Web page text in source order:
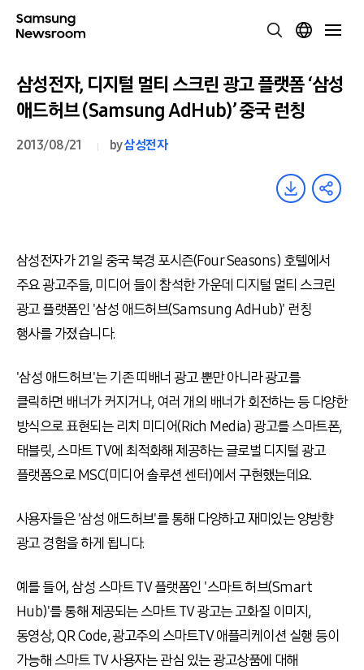
삼성전자, 디지털 멀티 스크린 광고 플랫폼 ‘삼성
애드허브 (Samsung AdHub)’ 중국 런칭
2013/08/21 by삼성전자
삼성전자가 21일 중국 북경 포시즌(Four Seasons) 호텔에서
주요 광고주들, 미디어 들이 참석한 가운데 디지털 멀티 스크린
광고 플랫폼인 '삼성 애드허브(Samsung AdHub)' 런칭
행사를 가졌습니다.
'삼성 애드허브'는 기존 띠배너 광고 뿐만 아니라 광고를
클릭하면 배너가 커지거나, 여러 개의 배너가 회전하는 등 다양한
방식으로 표현되는 리치 미디어(Rich Media) 광고를 스마트폰,
태블릿, 스마트 TV에 최적화해 제공하는 글로벌 디지털 광고
플랫폼으로 MSC(미디어 솔루션 센터)에서 구현했는데요.
사용자들은 '삼성 애드허브'를 통해 다양하고 재미있는 양방향
광고 경험을 하게 됩니다.
예를 들어, 삼성 스마트 TV 플랫폼인 '스마트 허브(Smart
Hub)'를 통해 제공되는 스마트 TV 광고는 고화질 이미지,
동영상, QR Code, 광고주의 스마트TV 애플리케이션 실행 등이
가능해 스마트 TV 사용자는 관심 있는 광고상품에 대해